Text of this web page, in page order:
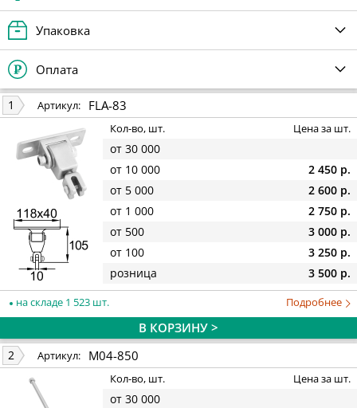
Упаковка
Оплата
1 Артикул: FLA-83
Кол-во, шт. Цена за шт.
от 30 000
от 10 000
2 450 р.
от 5 000
2 600 р.
от 1 000
2 750 р.
от 500
3 000 р.
от 100
3 250 р.
розница
3 500 р.
на складе 1 523 шт. Подробнее
В КОРЗИНУ >
2 Артикул: M04-850
Кол-во, шт. Цена за шт.
от 30 000